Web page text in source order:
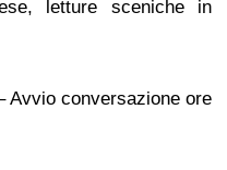
letture sceniche in
Avvio conversazione ore